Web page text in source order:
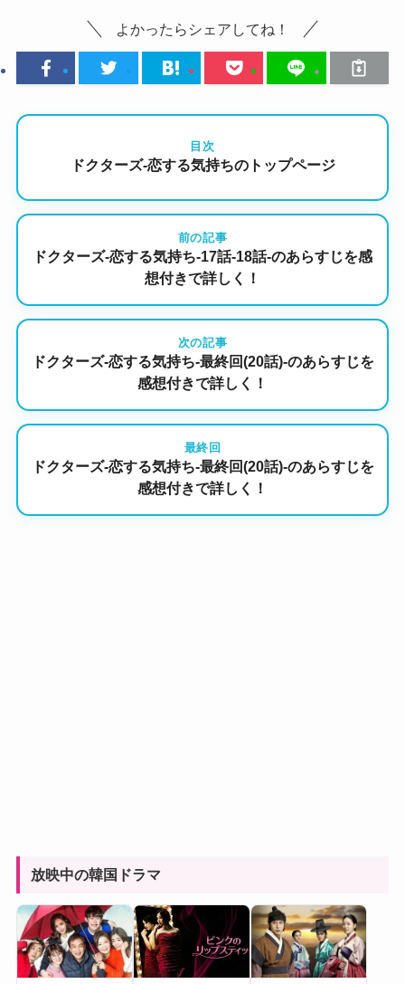
よかったらシェアしてね！
目次
ドクターズ-恋する気持ちのトップページ
前の記事
ドクターズ-恋する気持ち-17話-18話-のあらすじを感
想付きで詳しく！
次の記事
ドクターズ-恋する気持ち-最終回(20話)-のあらすじを
感想付きで詳しく！
最終回
ドクターズ-恋する気持ち-最終回(20話)-のあらすじを
感想付きで詳しく！
放映中の韓国ドラマ